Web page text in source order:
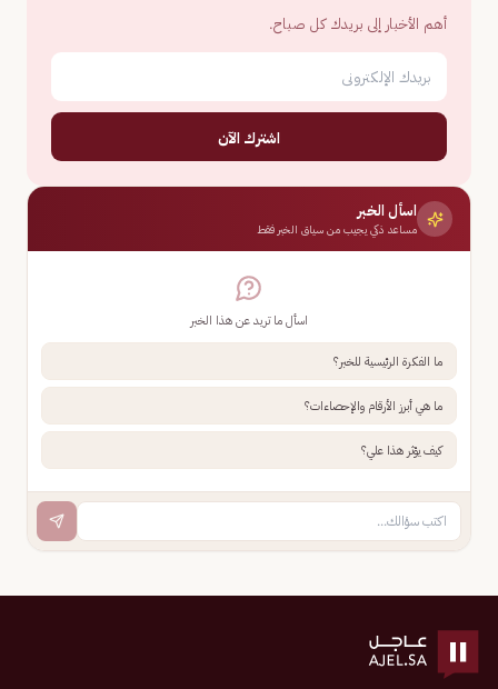
أهم الأخبار إلى بريدك كل صباح.
اشترك الآن
اسأل الخبر
مساعد ذكي يجيب من سياق الخبر فقط
اسأل ما تريد عن هذا الخبر
ما الفكرة الرئيسية للخبر؟
ما هي أبرز الأرقام والإحصاءات؟
كيف يؤثر هذا علي؟